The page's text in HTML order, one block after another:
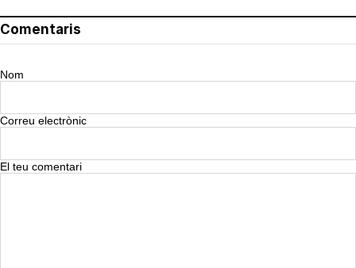
Comentaris
Nom
Correu electrònic
El teu comentari